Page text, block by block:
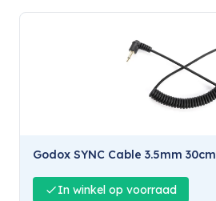
Godox SYNC Cable 3.5mm 30cm
In winkel op voorraad